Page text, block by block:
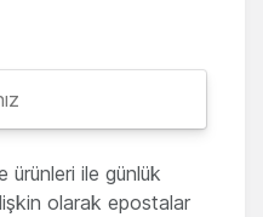
ürünleri ile günlük
olarak epostalar